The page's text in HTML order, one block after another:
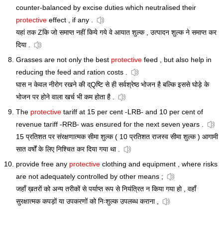
counter-balanced by excise duties which neutralised their
protective effect , if any .
यहां तक Zकि जो समाप्त नहीं किये गये वे आयात शुल्क , उत्पादन शुल्क ने समाप्त कर
दिया .
Grasses are not only the best protective feed , but also help in
reducing the feed and ration costs .
घास न केवल नीरोग रखने की द्Qष्टि से ही सर्वश्रेष्ठ भोजन है बल्कि इससे घोड़े के
भोजन पर होने वाला खर्च भी कम होता है .
The protective tariff at 15 per cent -LRB- and 10 per cent of
revenue tariff -RRB- was ensured for the next seven years .
15 प्रतिशत पर संरक्षणात्मक सीमा शुल्क ( 10 प्रतिशत राजस्व सीमा शुल्क ) आगामी
सात वर्षों के लिए निश्चित कर दिया गया था .
provide free any protective clothing and equipment , where risks
are not adequately controlled by other means ;
जहाँ ख़तरों को अन्य तरीकों से पर्याप्त रूप से नियंत्रित न किया गया हो , वहाँ
सुरक्षात्मक कपड़ों या उपकरणों को निःशुल्क उपलब्ध कराना ,